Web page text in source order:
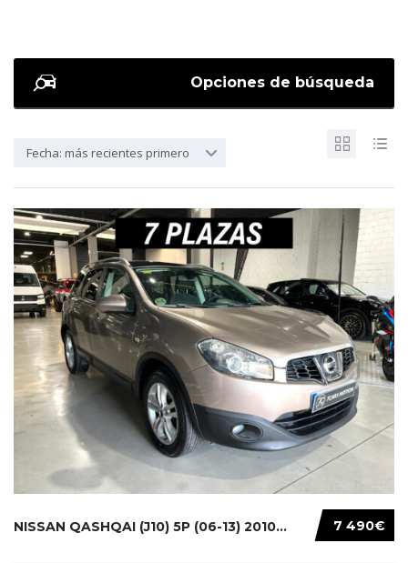
Opciones de búsqueda
Fecha: más recientes primero
7 490€
NISSAN QASHQAI (J10) 5P (06-13) 2010...